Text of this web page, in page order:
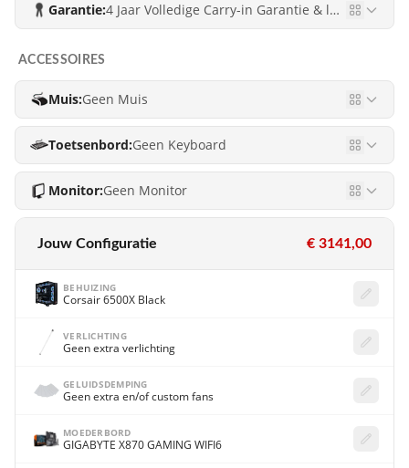
Garantie: 4 Jaar Volledige Carry-in Garantie & levenslang gratis ondersteuning!
ACCESSOIRES
Muis:Geen Muis
Toetsenbord:Geen Keyboard
Monitor:Geen Monitor
Jouw Configuratie € 3141,00
BEHUIZING
Corsair 6500X Black
VERLICHTING
Geen extra verlichting
GELUIDSDEMPING
Geen extra en/of custom fans
MOEDERBORD
GIGABYTE X870 GAMING WIFI6